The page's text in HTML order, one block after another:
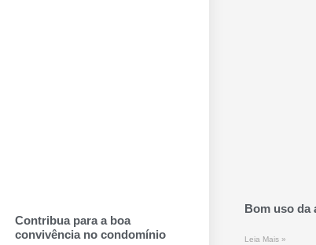
Contribua para a boa
convivência no condomínio
Bom uso da
Leia Mais »